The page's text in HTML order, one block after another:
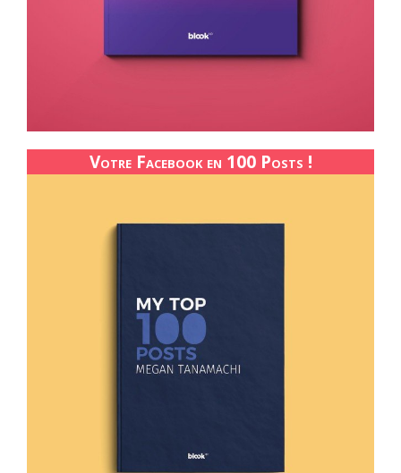
Votre Facebook en 100 Posts !